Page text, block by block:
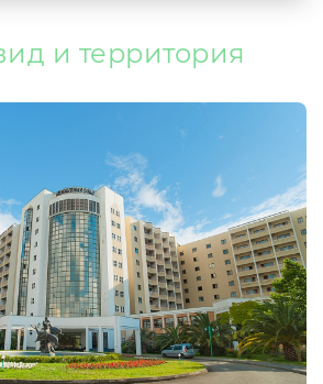
и территория